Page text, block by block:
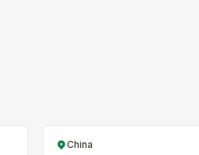
China